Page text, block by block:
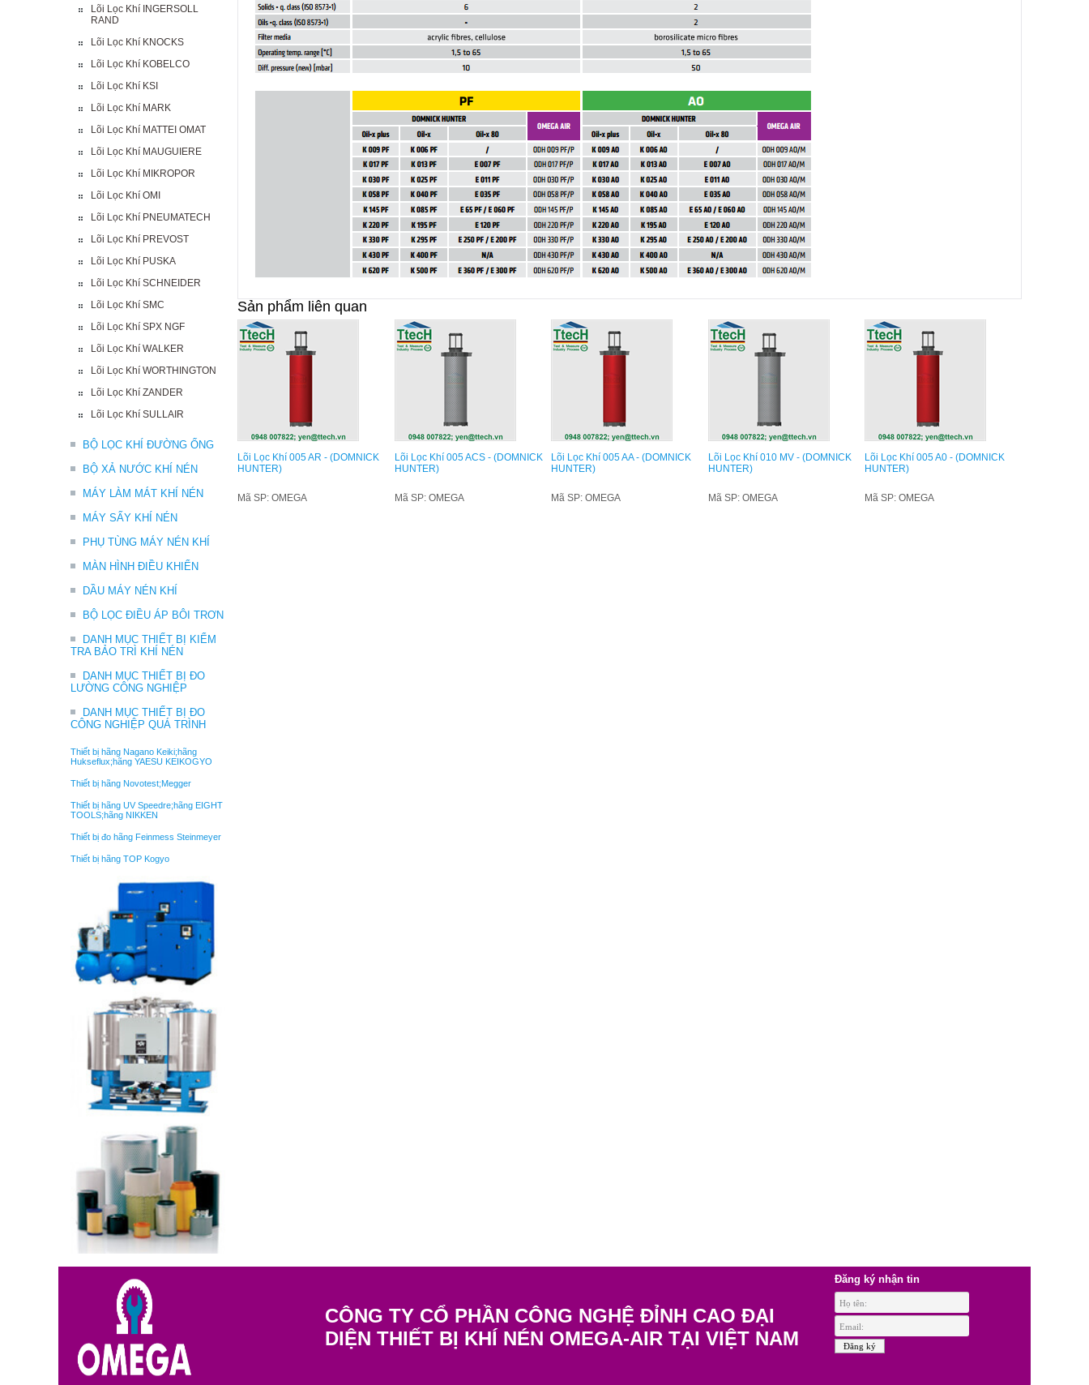
Lõi Lọc Khí INGERSOLL
RAND
Lõi Lọc Khí KNOCKS
Lõi Lọc Khí KOBELCO
Lõi Lọc Khí KSI
Lõi Lọc Khí MARK
Lõi Lọc Khí MATTEI OMAT
Lõi Lọc Khí MAUGUIERE
Lõi Lọc Khí MIKROPOR
Lõi Lọc Khí OMI
Lõi Lọc Khí PNEUMATECH
Lõi Lọc Khí PREVOST
Lõi Lọc Khí PUSKA
Lõi Lọc Khí SCHNEIDER
Lõi Lọc Khí SMC
Lõi Lọc Khí SPX NGF
Lõi Lọc Khí WALKER
Lõi Lọc Khí WORTHINGTON
Lõi Lọc Khí ZANDER
Lõi Lọc Khí SULLAIR
BỘ LỌC KHÍ ĐƯỜNG ỐNG
BỘ XẢ NƯỚC KHÍ NÉN
MÁY LÀM MÁT KHÍ NÉN
MÁY SẤY KHÍ NÉN
PHỤ TÙNG MÁY NÉN KHÍ
MÀN HÌNH ĐIỀU KHIỂN
DẦU MÁY NÉN KHÍ
BỘ LỌC ĐIỀU ÁP BÔI TRƠN
DANH MỤC THIẾT BỊ KIỂM
TRA BẢO TRÌ KHÍ NÉN
DANH MỤC THIẾT BỊ ĐO
LƯỜNG CÔNG NGHIỆP
DANH MỤC THIẾT BỊ ĐO
CÔNG NGHIỆP QUÁ TRÌNH
Thiết bị hãng Nagano Keiki;hãng
Hukseflux;hãng YAESU KEIKOGYO
Thiết bị hãng Novotest;Megger
Thiết bị hãng UV Speedre;hãng EIGHT
TOOLS;hãng NIKKEN
Thiết bị đo hãng Feinmess Steinmeyer
Thiết bị hãng TOP Kogyo
Sản phẩm liên quan
Lõi Lọc Khí 005 AR - (DOMNICK
HUNTER)
Mã SP: OMEGA
Lõi Lọc Khí 005 ACS - (DOMNICK
HUNTER)
Mã SP: OMEGA
Lõi Lọc Khí 005 AA - (DOMNICK
HUNTER)
Mã SP: OMEGA
Lõi Lọc Khí 010 MV - (DOMNICK
HUNTER)
Mã SP: OMEGA
Lõi Lọc Khí 005 A0 - (DOMNICK
HUNTER)
Mã SP: OMEGA
CÔNG TY CỔ PHẦN CÔNG NGHỆ ĐỈNH CAO ĐẠI
DIỆN THIẾT BỊ KHÍ NÉN OMEGA-AIR TẠI VIỆT NAM
Đăng ký nhận tin